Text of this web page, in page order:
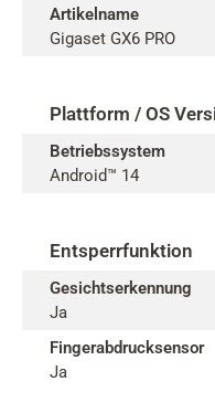
Artikelname
Gigaset GX6 PRO
Plattform / OS
Betriebssystem
Android™ 14
Entsperrfunktion
Gesichtserkennung
Ja
Fingerabdrucksensor
Ja